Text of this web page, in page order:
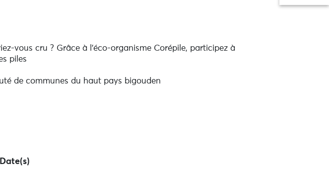
vous cru ? Grâce à l’éco-organisme Corépile, participez à
piles
de communes du haut pays bigouden
Date(s)